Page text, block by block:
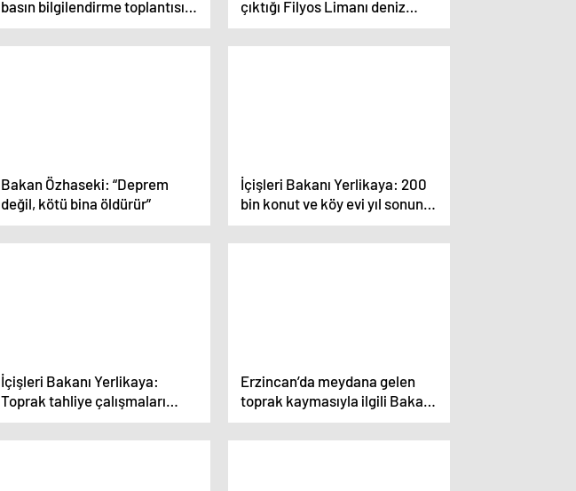
basın bilgilendirme toplantısı
yapıldı
çıktığı Filyos Limanı deniz
ticaretine de açılacak
Bakan Özhaseki: “Deprem
değil, kötü bina öldürür”
İçişleri Bakanı Yerlikaya: 200
bin konut ve köy evi yıl sonuna
kadar teslim edilecek
İçişleri Bakanı Yerlikaya:
Toprak tahliye çalışmaları
devam ediyor
Erzincan’da meydana gelen
toprak kaymasıyla ilgili Bakan
Bayraktar açıklama yaptı